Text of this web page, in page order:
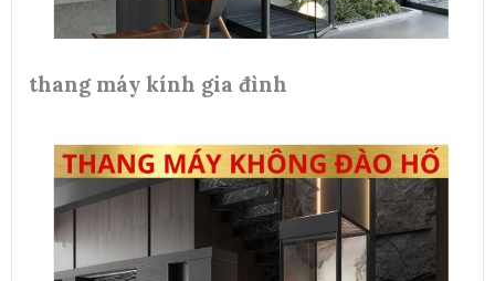
thang máy kính gia đình